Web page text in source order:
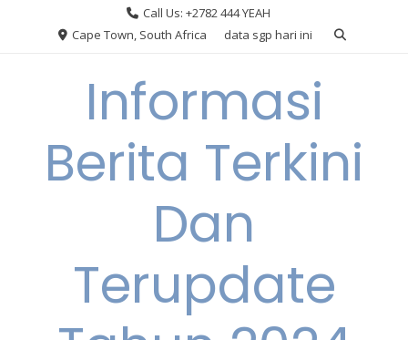
Call Us: +2782 444 YEAH
Cape Town, South Africa
data sgp hari ini
Informasi
Berita Terkini
Dan
Terupdate